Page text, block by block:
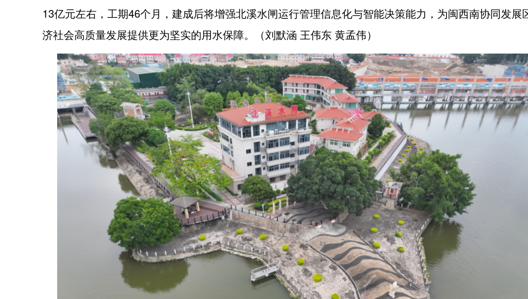
13亿元左右，工期46个月，建成后将增强北溪水闸运行管理信息化与智能决策能力，为闽西南协同发展
济社会高质量发展提供更为坚实的用水保障。（刘默涵 王伟东 黄孟伟）